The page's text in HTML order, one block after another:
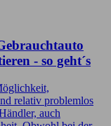
- so geht´s
relativ problemlos
auch